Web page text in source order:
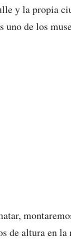
y la propia
uno de los
de altura en